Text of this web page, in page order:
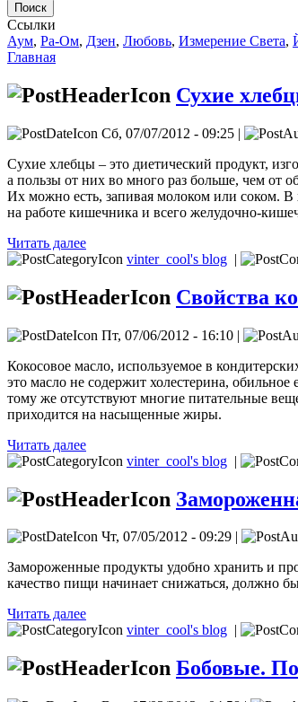
Поиск
Ссылки
Аум, Ра-Ом, Дзен, Любовь, Измерение Света,
Главная
Сухие
Сб, 07/07/2012 - 09:25 |
Сухие хлебцы – это диетический продукт,
а пользы от них во много раз больше, чем от
Их можно есть, запивая молоком или соком. В
на работе кишечника и всего желудочно-
Читать далее
vinter_cool's blog |
Свойства
Пт, 07/06/2012 - 16:10 |
Кокосовое масло, используемое в
это масло не содержит холестерина,
тому же отсутствуют многие питательные
приходится на насыщенные жиры.
Читать далее
vinter_cool's blog |
Чт, 07/05/2012 - 09:29 |
Замороженные продукты удобно хранить и
качество пищи начинает снижаться, должно
Читать далее
vinter_cool's blog |
Бобовые.